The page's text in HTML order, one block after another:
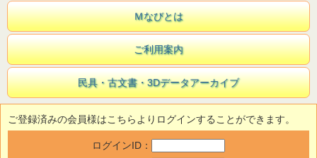
Ｍなびとは
ご利用案内
民具・古文書・3Dデータアーカイブ
ご登録済みの会員様はこちらよりログインすることができます。
ログインID：